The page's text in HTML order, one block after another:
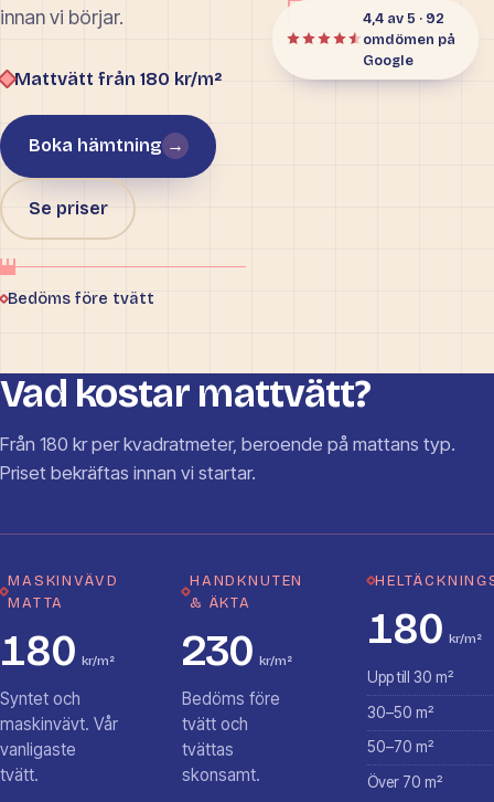
innan vi börjar.
Mattvätt från 180 kr/m²
Boka hämtning →
Se priser
Bedöms före tvätt
4,4 av 5 · 92
omdömen på
Google
Vad kostar mattvätt?
Från 180 kr per kvadratmeter, beroende på mattans typ.
Priset bekräftas innan vi startar.
MASKINVÄVD
MATTA
180 kr/m²
Syntet och
maskinvävt. Vår
vanligaste
tvätt.
HANDKNUTEN
& ÄKTA
230 kr/m²
Bedöms före
tvätt och
tvättas
skonsamt.
180 kr/m²
Upp till 30 m²
30–50 m²
50–70 m²
Över 70 m²